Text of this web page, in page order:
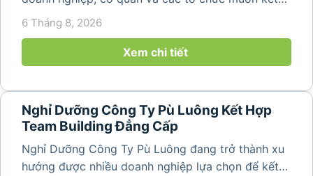
hợp nghỉ dưỡng, tham quan và tổ chức các hoạt
động gắn kết tập thể. Với cảnh quan thiên nhiên
nguyên sơ, không khí...
6 Tháng 8, 2026
Xem chi tiết
Nghỉ Dưỡng Công Ty Pù Luông Kết Hợp
Team Building Đẳng Cấp
Nghỉ Dưỡng Công Ty Pù Luông đang trở thành xu
hướng được nhiều doanh nghiệp lựa chọn để kết